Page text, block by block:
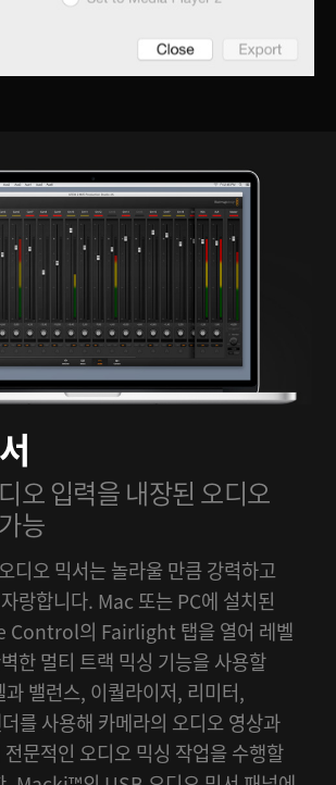
오 입력을 내장된 오디오
능
디오 믹서는 놀라울 만큼 강력하고
랑합니다. Mac 또는 PC에 설치된
Control의 Fairlight 탭을 열어 레벨
한 멀티 트랙 믹싱 기능을 사용할
밸런스, 이퀄라이저, 리미터,
를 사용해 카메라의 오디오 영상과
문적인 오디오 믹싱 작업을 수행할